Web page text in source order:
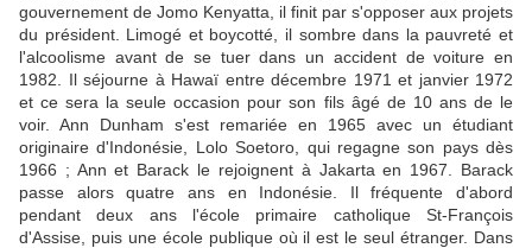
gouvernement de Jomo Kenyatta, il finit par s'opposer aux projets
du président. Limogé et boycotté, il sombre dans la pauvreté et
l'alcoolisme avant de se tuer dans un accident de voiture en
1982. Il séjourne à Hawaï entre décembre 1971 et janvier 1972
et ce sera la seule occasion pour son fils âgé de 10 ans de le
voir. Ann Dunham s'est remariée en 1965 avec un étudiant
originaire d'Indonésie, Lolo Soetoro, qui regagne son pays dès
1966 ; Ann et Barack le rejoignent à Jakarta en 1967. Barack
passe alors quatre ans en Indonésie. Il fréquente d'abord
pendant deux ans l'école primaire catholique St-François
d'Assise, puis une école publique où il est le seul étranger. Dans